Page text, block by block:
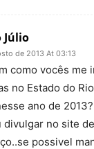
Júlio
de 2013 At 03:13
como vocês me
no Estado do
ano de
divulgar no site
possivel